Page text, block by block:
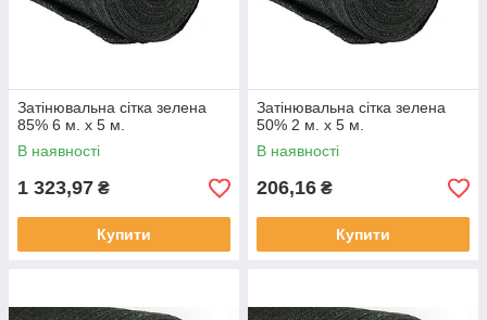
Затінювальна сітка зелена
85% 6 м. х 5 м.
В наявності
1 323,97 ₴
Купити
Затінювальна сітка зелена
50% 2 м. х 5 м.
В наявності
206,16 ₴
Купити